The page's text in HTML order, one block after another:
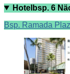
Hotelbsp. 6
Bsp. Ramada